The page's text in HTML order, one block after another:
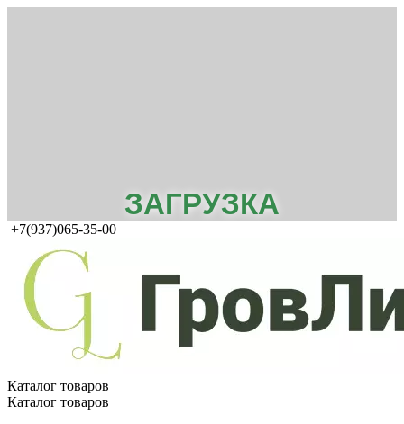
ЗАГРУЗКА
+7(937)065-35-00
Каталог товаров
Каталог товаров